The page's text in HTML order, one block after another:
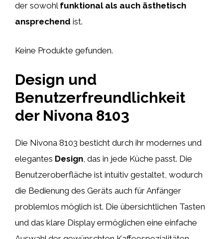
der sowohl funktional als auch ästhetisch
ansprechend ist.
Keine Produkte gefunden.
Design und
Benutzerfreundlichkeit
der Nivona 8103
Die Nivona 8103 besticht durch ihr modernes und
elegantes Design, das in jede Küche passt. Die
Benutzeroberfläche ist intuitiv gestaltet, wodurch
die Bedienung des Geräts auch für Anfänger
problemlos möglich ist. Die übersichtlichen Tasten
und das klare Display ermöglichen eine einfache